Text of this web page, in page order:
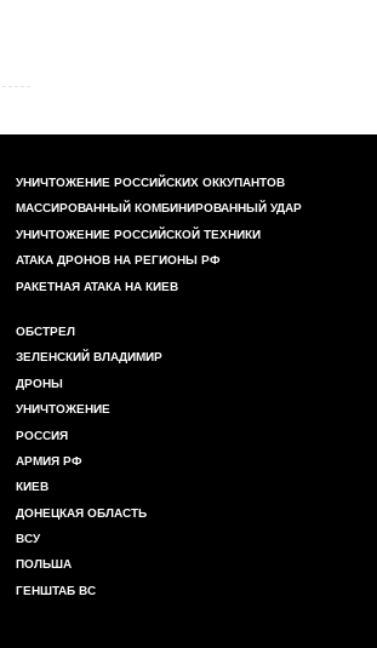
УНИЧТОЖЕНИЕ РОССИЙСКИХ ОККУПАНТОВ
МАССИРОВАННЫЙ КОМБИНИРОВАННЫЙ УДАР
УНИЧТОЖЕНИЕ РОССИЙСКОЙ ТЕХНИКИ
АТАКА ДРОНОВ НА РЕГИОНЫ РФ
РАКЕТНАЯ АТАКА НА КИЕВ
ОБСТРЕЛ
ЗЕЛЕНСКИЙ ВЛАДИМИР
ДРОНЫ
УНИЧТОЖЕНИЕ
РОССИЯ
АРМИЯ РФ
КИЕВ
ДОНЕЦКАЯ ОБЛАСТЬ
ВСУ
ПОЛЬША
ГЕНШТАБ ВС